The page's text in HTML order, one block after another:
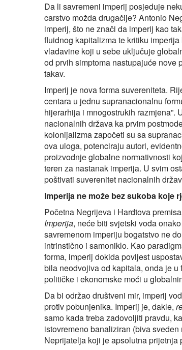
Da li savremeni imperij posjeduje
carstvo možda drugačije? Antonio
imperij, što ne znači da imperij kao
fluidnog kapitalizma te kritiku
vladavine koji u sebe uključuje
od prvih simptoma nastupajuće nove
takav.
Imperij je nova forma suvereniteta.
centara u jednu supranacionalnu
hijerarhija i mnogostrukih
nacionalnih država ka prvim
kolonijalizma započeti su sa
ova uloga, potenciraju autori,
proizvodnje globalne normativnosti
teren za nastanak imperija. U svim
poštivati suverenitet nacionalnih
Imperija ne može bez sukoba koje
Početna Negrijeva i Hardtova
Imperija, neće biti svjetski vođa
savremenom imperiju bogatstvo ne
intrinstično i samoniklo. Kao
forma, imperij dokida povijest
bila neodvojiva od kapitala, onda je
političke i ekonomske moći u
Da bi održao društveni mir, imperij
protiv pobunjenika. Imperij je, dakle,
samo kada treba zadovoljiti pravdu,
istovremeno banaliziran (biva
Neprijatelja koji je apsolutna prijetnja